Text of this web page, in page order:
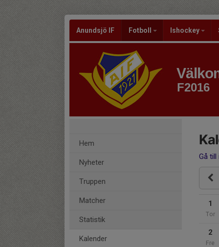
Anundsjö IF Fotboll Ishockey
F2016
Hem
Nyheter
Truppen
Matcher
Statistik
Kalender
Gå till
1
Tor
2
Fre